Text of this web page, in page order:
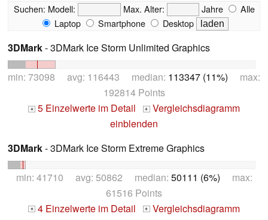
Suchen: Modell: Max. Alter: Jahre
Alle
Laptop
Smartphone Desktop
3DMark- 3DMark Ice Storm Unlimited Graphics
min: 73098 avg: 116443 median: 113347 (11%) max:
192814 Points
+ 5 Einzelwerte im Detail + Vergleichsdiagramm
einblenden
3DMark- 3DMark Ice Storm Extreme Graphics
min: 41710 avg: 50862 median: 50111 (6%) max:
61516 Points
+ 4 Einzelwerte im Detail + Vergleichsdiagramm